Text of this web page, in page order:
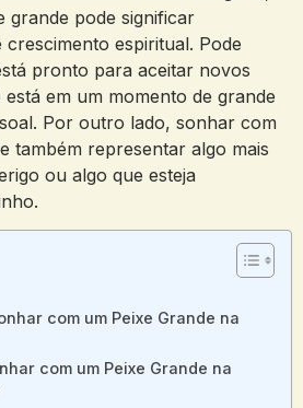
grande pode significar
espiritual. Pode
pronto para aceitar novos
em um momento de grande
Por outro lado, sonhar com
também representar algo mais
ou algo que esteja
com um Peixe Grande na
com um Peixe Grande na